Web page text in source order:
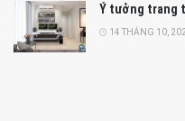
Ý tưởng trang
14 THÁNG 10,